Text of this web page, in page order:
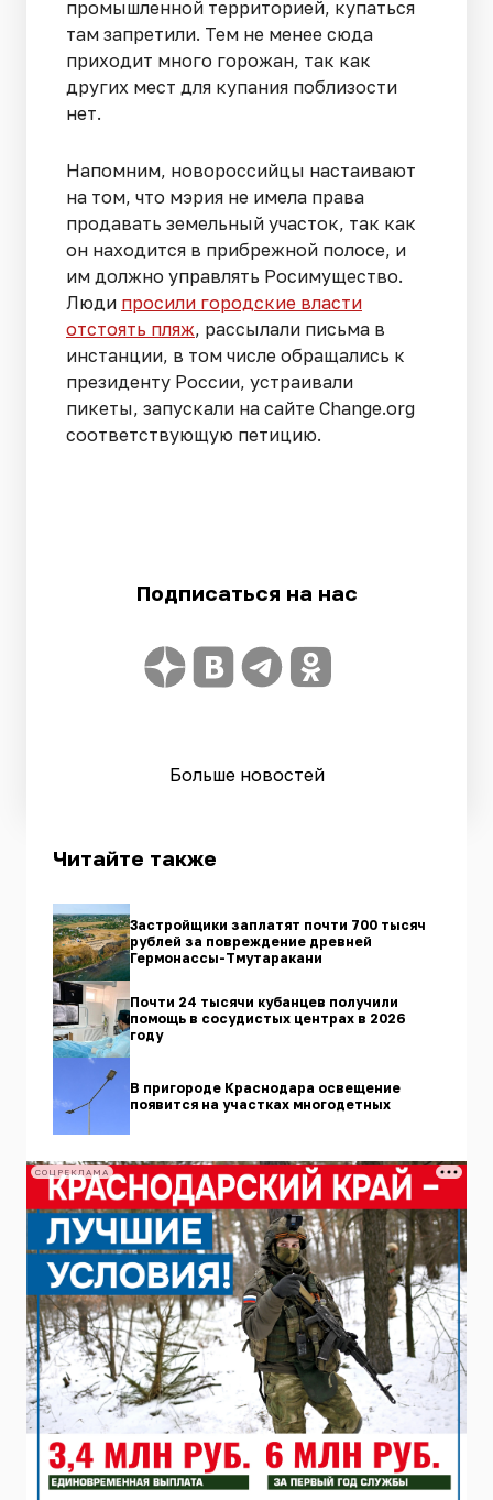
промышленной территорией, купаться
там запретили. Тем не менее сюда
приходит много горожан, так как
других мест для купания поблизости
нет.
Напомним, новороссийцы настаивают
на том, что мэрия не имела права
продавать земельный участок, так как
он находится в прибрежной полосе, и
им должно управлять Росимущество.
Люди просили городские власти
отстоять пляж, рассылали письма в
инстанции, в том числе обращались к
президенту России, устраивали
пикеты, запускали на сайте Change.org
соответствующую петицию.
Подписаться на нас
Больше новостей
Читайте также
Застройщики заплатят почти 700 тысяч
рублей за повреждение древней
Гермонассы-Тмутаракани
Почти 24 тысячи кубанцев получили
помощь в сосудистых центрах в 2026
году
В пригороде Краснодара освещение
появится на участках многодетных
СОЦРЕКЛАМА